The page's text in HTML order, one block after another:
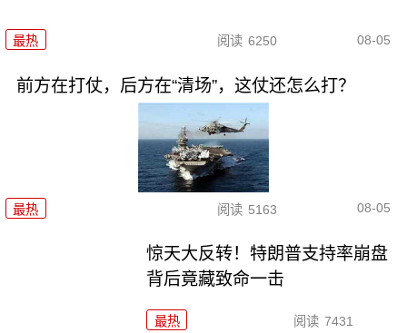
最热 阅读 6250 08-05
前方在打仗，后方在“清场”，这仗还怎么打？
最热 阅读 5163 08-05
惊天大反转！特朗普支持率崩盘
背后竟藏致命一击
最热 阅读 7431